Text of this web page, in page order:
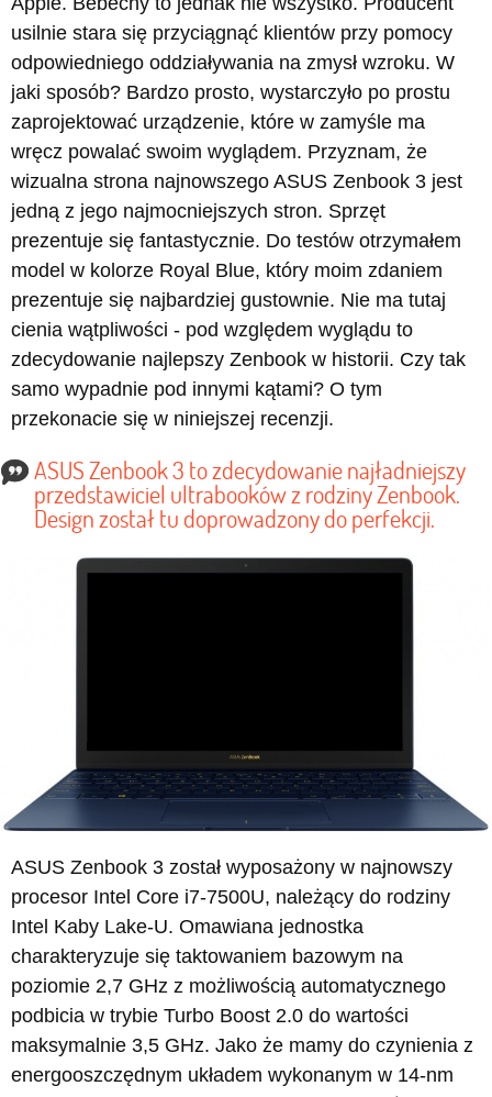
usilnie stara się przyciągnąć klientów przy pomocy
odpowiedniego oddziaływania na zmysł wzroku. W
jaki sposób? Bardzo prosto, wystarczyło po prostu
zaprojektować urządzenie, które w zamyśle ma
wręcz powalać swoim wyglądem. Przyznam, że
wizualna strona najnowszego ASUS Zenbook 3 jest
jedną z jego najmocniejszych stron. Sprzęt
prezentuje się fantastycznie. Do testów otrzymałem
model w kolorze Royal Blue, który moim zdaniem
prezentuje się najbardziej gustownie. Nie ma tutaj
cienia wątpliwości - pod względem wyglądu to
zdecydowanie najlepszy Zenbook w historii. Czy tak
samo wypadnie pod innymi kątami? O tym
przekonacie się w niniejszej recenzji.
ASUS Zenbook 3 to zdecydowanie najładniejszy
przedstawiciel ultrabooków z rodziny Zenbook.
Design został tu doprowadzony do perfekcji.
ASUS Zenbook 3 został wyposażony w najnowszy
procesor Intel Core i7-7500U, należący do rodziny
Intel Kaby Lake-U. Omawiana jednostka
charakteryzuje się taktowaniem bazowym na
poziomie 2,7 GHz z możliwością automatycznego
podbicia w trybie Turbo Boost 2.0 do wartości
maksymalnie 3,5 GHz. Jako że mamy do czynienia z
energooszczędnym układem wykonanym w 14-nm